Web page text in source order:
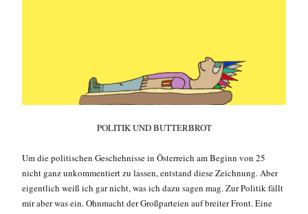
POLITIK UND BUTTERBROT
Um die politischen Geschehnisse in Österreich am Beginn von 25
nicht ganz unkommentiert zu lassen, entstand diese Zeichnung. Aber
eigentlich weiß ich gar nicht, was ich dazu sagen mag. Zur Politik fällt
mir aber was ein. Ohnmacht der Großparteien auf breiter Front. Eine